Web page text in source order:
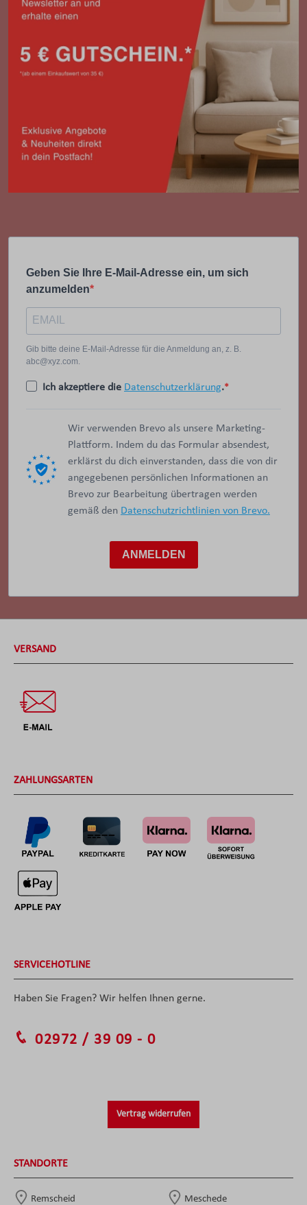
Geben Sie Ihre E-Mail-Adresse ein, um sich
anzumelden
Gib bitte deine E-Mail-Adresse für die Anmeldung an, z. B.
abc@xyz.com.
Ich akzeptiere die Datenschutzerklärung.
Wir verwenden Brevo als unsere Marketing-
Plattform. Indem du das Formular absendest,
erklärst du dich einverstanden, dass die von dir
angegebenen persönlichen Informationen an
Brevo zur Bearbeitung übertragen werden
gemäß den Datenschutzrichtlinien von Brevo.
ANMELDEN
VERSAND
ZAHLUNGSARTEN
SERVICEHOTLINE
Haben Sie Fragen? Wir helfen Ihnen gerne.
02972 / 39 09 - 0
Vertrag widerrufen
STANDORTE
Remscheid Meschede